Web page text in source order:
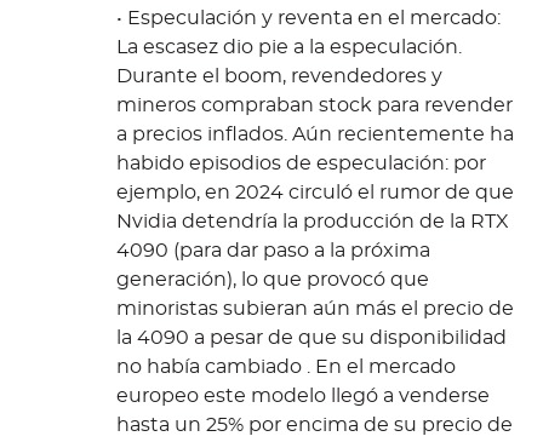
• Especulación y reventa en el mercado:
La escasez dio pie a la especulación.
Durante el boom, revendedores y
mineros compraban stock para revender
a precios inflados. Aún recientemente ha
habido episodios de especulación: por
ejemplo, en 2024 circuló el rumor de que
Nvidia detendría la producción de la RTX
4090 (para dar paso a la próxima
generación), lo que provocó que
minoristas subieran aún más el precio de
la 4090 a pesar de que su disponibilidad
no había cambiado . En el mercado
europeo este modelo llegó a venderse
hasta un 25% por encima de su precio de